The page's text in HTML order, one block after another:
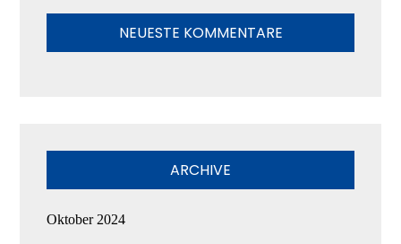
NEUESTE KOMMENTARE
ARCHIVE
Oktober 2024